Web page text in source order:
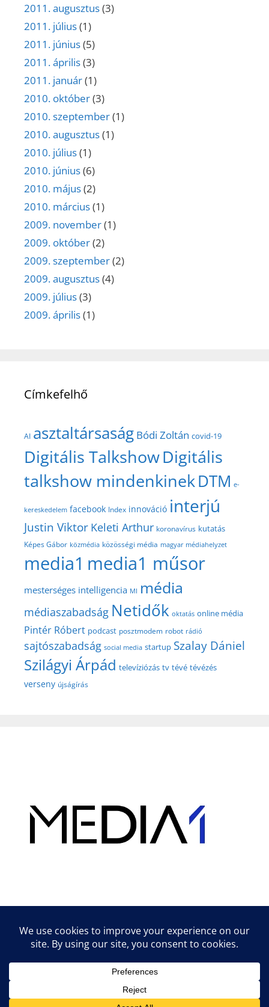
2011. augusztus(3)
2011. július(1)
2011. június(5)
2011. április(3)
2011. január(1)
2010. október(3)
2010. szeptember(1)
2010. augusztus(1)
2010. július(1)
2010. június(6)
2010. május(2)
2010. március(1)
2009. november(1)
2009. október(2)
2009. szeptember(2)
2009. augusztus(4)
2009. július(3)
2009. április(1)
Címkefelhő
AI asztaltársaság Bódi Zoltán covid-19
Digitális TalkshowDigitális
talkshow mindenkinekDTM e-
kereskedelem facebook Index innováció interjú
Justin Viktor Keleti Arthur koronavírus kutatás
Képes Gábor közmédia közösségi média magyar médiahelyzet
media1 media1 műsor
mesterséges intelligencia MI média
médiaszabadság Netidők oktatás online média
Pintér Róbert podcast posztmodem robot rádió
sajtószabadság social media startup Szalay Dániel
Szilágyi Árpád televíziózás tv tévé tévézés
verseny újságírás
Lifestyle tippek & trükkök
© 2026 vipcast.hu powered by Media1• Készült